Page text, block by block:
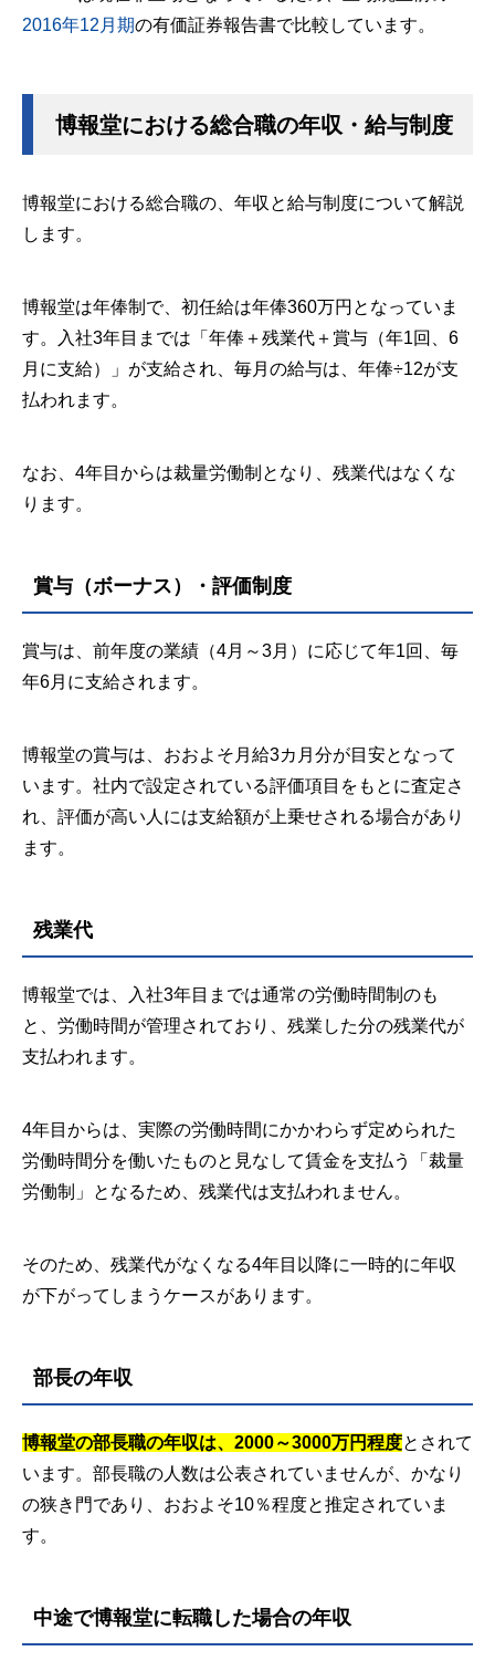
2016年12月期の有価証券報告書で比較しています。
博報堂における総合職の年収・給与制度
博報堂における総合職の、年収と給与制度について解説
します。
博報堂は年俸制で、初任給は年俸360万円となっていま
す。入社3年目までは「年俸＋残業代＋賞与（年1回、6
月に支給）」が支給され、毎月の給与は、年俸÷12が支
払われます。
なお、4年目からは裁量労働制となり、残業代はなくな
ります。
賞与（ボーナス）・評価制度
賞与は、前年度の業績（4月～3月）に応じて年1回、毎
年6月に支給されます。
博報堂の賞与は、おおよそ月給3カ月分が目安となって
います。社内で設定されている評価項目をもとに査定さ
れ、評価が高い人には支給額が上乗せされる場合があり
ます。
残業代
博報堂では、入社3年目までは通常の労働時間制のも
と、労働時間が管理されており、残業した分の残業代が
支払われます。
4年目からは、実際の労働時間にかかわらず定められた
労働時間分を働いたものと見なして賃金を支払う「裁量
労働制」となるため、残業代は支払われません。
そのため、残業代がなくなる4年目以降に一時的に年収
が下がってしまうケースがあります。
部長の年収
博報堂の部長職の年収は、2000～3000万円程度とされて
います。部長職の人数は公表されていませんが、かなり
の狭き門であり、おおよそ10％程度と推定されていま
す。
中途で博報堂に転職した場合の年収